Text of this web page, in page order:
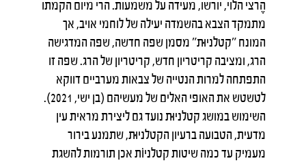
הֶרצי הלוי, יורשו, מעידה על משמעות. הרי מיום הקמתו
מתמקד הצבא בהשמדה יעילה של לוחמי אויב, אך
המונח "קטלניוּּת" מסמן שפה חדשה, שפה המדגישה
הרג, ומציבה קריטריון חדש, קריטריון של הרג. שפה זו
התפתחה למרות הנטייה של צבאות מערביים דווקא
לטשטש את האופי האלים של מעשיהם (בן ישי, 2021).
השימוש במושג קטלניוּּת נועד גם ליצירת מראית עין
מדעית, הטבועה ברעיון הקטלניוּּת, שתמנע בירור
מעמיק עד כמה שיטות קטלניוֹת אכן תורמות להשגת